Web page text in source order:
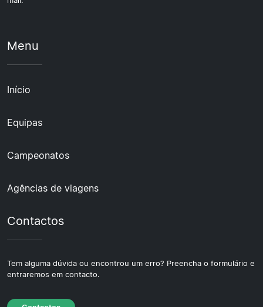
Menu
Início
Equipas
Campeonatos
Agências de viagens
Contactos
Tem alguma dúvida ou encontrou um erro? Preencha o formulário e
entraremos em contacto.